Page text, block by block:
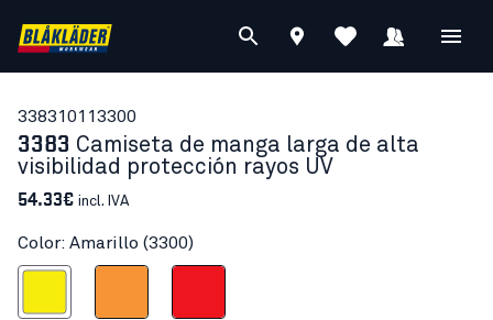
33831011 3300
3383 Camiseta de manga larga de alta
visibilidad protección rayos UV
54.33€ incl. IVA
Color: Amarillo (3300)